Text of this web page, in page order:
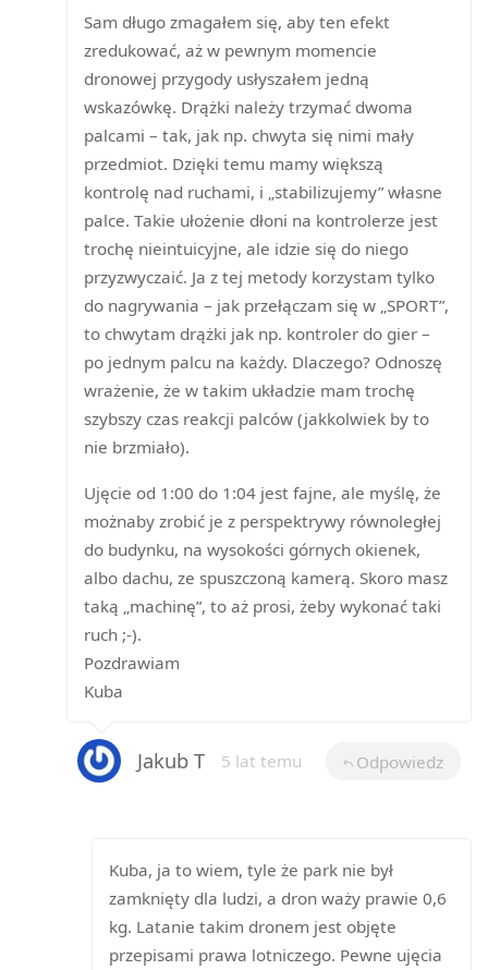
Sam długo zmagałem się, aby ten efekt
zredukować, aż w pewnym momencie
dronowej przygody usłyszałem jedną
wskazówkę. Drążki należy trzymać dwoma
palcami – tak, jak np. chwyta się nimi mały
przedmiot. Dzięki temu mamy większą
kontrolę nad ruchami, i „stabilizujemy” własne
palce. Takie ułożenie dłoni na kontrolerze jest
trochę nieintuicyjne, ale idzie się do niego
przyzwyczaić. Ja z tej metody korzystam tylko
do nagrywania – jak przełączam się w „SPORT”,
to chwytam drążki jak np. kontroler do gier –
po jednym palcu na każdy. Dlaczego? Odnoszę
wrażenie, że w takim układzie mam trochę
szybszy czas reakcji palców (jakkolwiek by to
nie brzmiało).
Ujęcie od 1:00 do 1:04 jest fajne, ale myślę, że
możnaby zrobić je z perspektrywy równoległej
do budynku, na wysokości górnych okienek,
albo dachu, ze spuszczoną kamerą. Skoro masz
taką „machinę”, to aż prosi, żeby wykonać taki
ruch ;-).
Pozdrawiam
Kuba
Jakub T 5 lat temu Odpowiedz
Kuba, ja to wiem, tyle że park nie był
zamknięty dla ludzi, a dron waży prawie 0,6
kg. Latanie takim dronem jest objęte
przepisami prawa lotniczego. Pewne ujęcia